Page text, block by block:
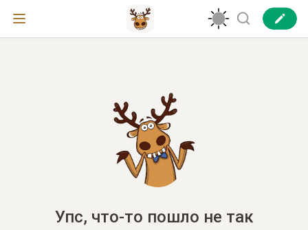
Упс, что-то пошло не так